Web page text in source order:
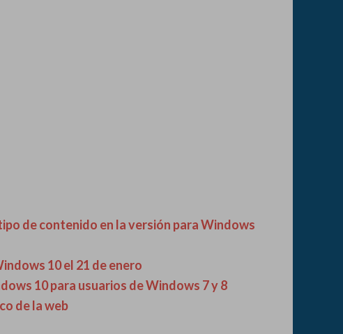
de contenido en la versión para Windows
10 el 21 de enero
10 para usuarios de Windows 7 y 8
de la web